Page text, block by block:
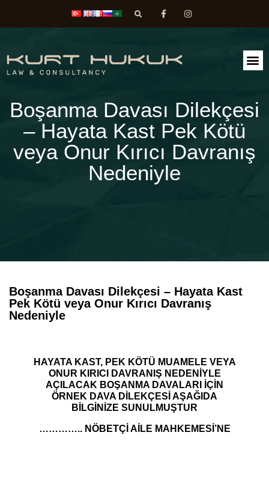
Boşanma Davası Dilekçesi
– Hayata Kast Pek Kötü
veya Onur Kırıcı Davranış
Nedeniyle
Boşanma Davası Dilekçesi – Hayata Kast
Pek Kötü veya Onur Kırıcı Davranış
Nedeniyle
HAYATA KAST, PEK KÖTÜ MUAMELE VEYA
ONUR KIRICI DAVRANIŞ NEDENİYLE
AÇILACAK BOŞANMA DAVALARI İÇİN
ÖRNEK DAVA DİLEKÇESİ AŞAĞIDA
BİLGİNİZE SUNULMUŞTUR
………….. NÖBETÇİ AİLE MAHKEMESİ’NE